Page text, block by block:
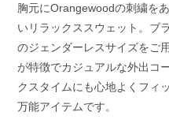
胸元にOrangewoodの刺繍を
いリラックススウェット。ブ
のジェンダーレスサイズをご
が特徴でカジュアルな外出コ
クスタイムにも心地よくフィ
万能アイテムです。